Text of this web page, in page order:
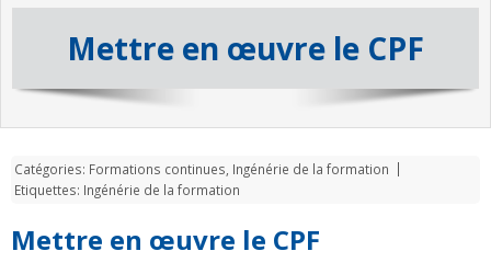
Aptéryx Formations
Coordonnées
Actualités
CGV
Mettre en œuvre le CPF
Catégories: Formations continues Ingénérie de la formation
Etiquettes: Ingénérie de la formation
Mettre en œuvre le CPF